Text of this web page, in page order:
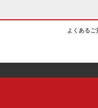
よくあるご